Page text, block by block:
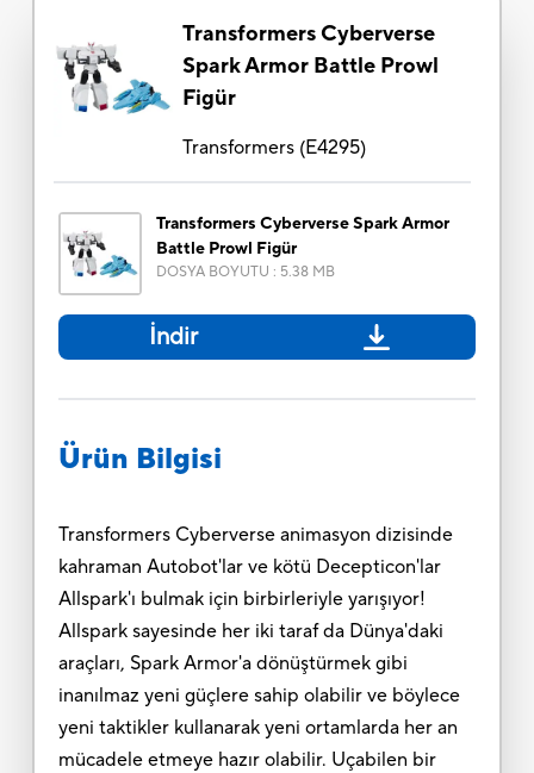
Transformers Cyberverse
Spark Armor Battle Prowl
Figür
Transformers(E4295)
Transformers Cyberverse Spark Armor
Battle Prowl Figür
DOSYA BOYUTU : 5.38 MB
İndir
Ürün Bilgisi
Transformers Cyberverse animasyon dizisinde
kahraman Autobot'lar ve kötü Decepticon'lar
Allspark'ı bulmak için birbirleriyle yarışıyor!
Allspark sayesinde her iki taraf da Dünya'daki
araçları, Spark Armor'a dönüştürmek gibi
inanılmaz yeni güçlere sahip olabilir ve böylece
yeni taktikler kullanarak yeni ortamlarda her an
mücadele etmeye hazır olabilir. Uçabilen bir